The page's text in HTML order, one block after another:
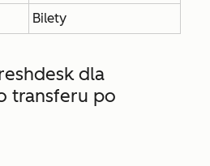
Bilety
dla
transferu po